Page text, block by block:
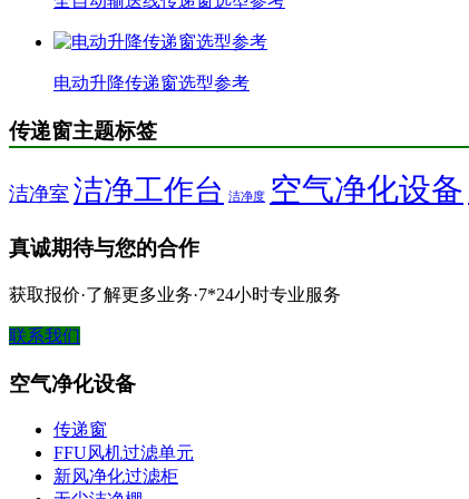
电动升降传递窗选型参考
传递窗主题标签
洁净室 洁净工作台 洁净度 空气净化设备
真诚期待与您的合作
获取报价·了解更多业务·7*24小时专业服务
联系我们
空气净化设备
传递窗
FFU风机过滤单元
新风净化过滤柜